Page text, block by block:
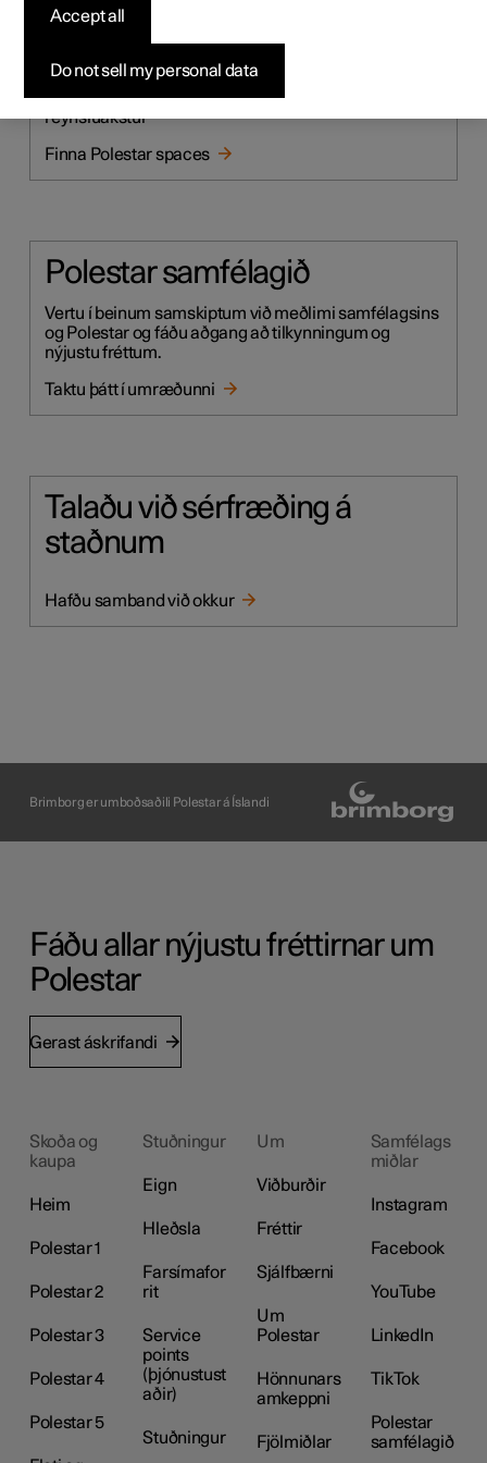
Heimsæktu okkur
Heimsæktu staðsetningu nálægt þér til að líta á
nýjustu bílana, eiga persónulegt viðtal eða fara í
reynsluakstur
Finna Polestar spaces
Polestar samfélagið
Vertu í beinum samskiptum við meðlimi samfélagsins
og Polestar og fáðu aðgang að tilkynningum og
nýjustu fréttum.
Taktu þátt í umræðunni
Talaðu við sérfræðing á
staðnum
Hafðu samband við okkur
Brimborg er umboðsaðili Polestar á Íslandi
Fáðu allar nýjustu fréttirnar um
Polestar
Gerast áskrifandi
Skoða og
kaupa
Heim
Polestar 1
Polestar 2
Polestar 3
Polestar 4
Polestar 5
Stuðningur
Eign
Hleðsla
Farsímafor
rit
Service
points
(þjónustust
aðir)
Stuðningur
Um
Viðburðir
Fréttir
Sjálfbærni
Um
Polestar
Hönnunars
amkeppni
Fjölmiðlar
Samfélags
miðlar
Instagram
Facebook
YouTube
LinkedIn
TikTok
Polestar
samfélagið
Do not sell my personal data
Accept all